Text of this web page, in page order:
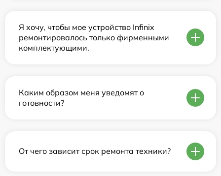
Я хочу, чтобы мое устройство Infinix
ремонтировалось только фирменными
комплектующими.
Каким образом меня уведомят о
готовности?
От чего зависит срок ремонта техники?